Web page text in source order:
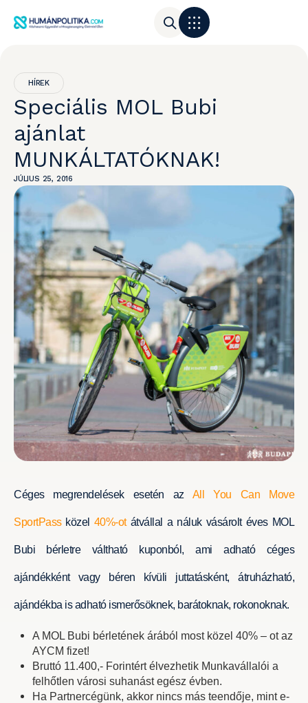
HÍREK
Speciális MOL Bubi
ajánlat
MUNKÁLTATÓKNAK!
JÚLIUS 25, 2016
Céges megrendelések esetén az All You Can Move
SportPass közel 40%-ot átvállal a náluk vásárolt éves MOL
Bubi bérletre váltható kuponból, ami adható céges
ajándékként vagy béren kívüli juttatásként, átruházható,
ajándékba is adható ismerősöknek, barátoknak, rokonoknak.
A MOL Bubi bérletének árából most közel 40% – ot az
AYCM fizet!
Bruttó 11.400,- Forintért élvezhetik Munkavállalói a
felhőtlen városi suhanást egész évben.
Ha Partnercégünk, akkor nincs más teendője, mint e-